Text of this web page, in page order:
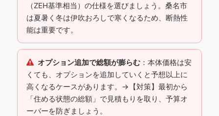
（ZEH基準相当）の仕様を選びましょう。桑名市
は夏暑く冬は伊吹おろしで寒くなるため、断熱性
能は重要です。
オプション追加で総額が膨らむ ：本体価格は安
くても、オプションを追加していくと予想以上に
高くなるケースがあります。→【対策】最初から
「住める状態の総額」で見積もりを取り、予算オ
ーバーを防ぎましょう。